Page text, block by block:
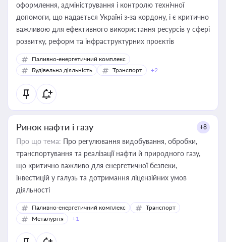
оформлення, адміністрування і контролю технічної
допомоги, що надається Україні з-за кордону, і є критично
важливою для ефективного використання ресурсів у сфері
розвитку, реформ та інфраструктурних проєктів
Паливно-енергетичний комплекс
Будівельна діяльність
Транспорт +2
Ринок нафти і газу +8
Про що тема: Про регулювання видобування, обробки,
транспортування та реалізації нафти й природного газу,
що критично важливо для енергетичної безпеки,
інвестицій у галузь та дотримання ліцензійних умов
діяльності
Паливно-енергетичний комплекс
Транспорт
Металургія
+1